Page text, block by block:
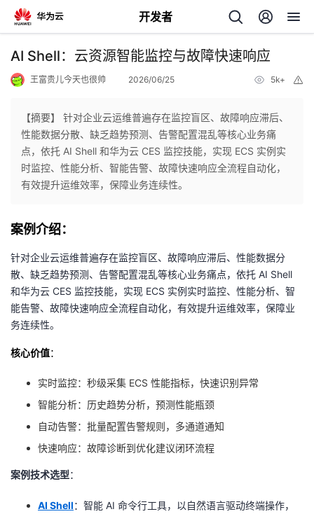
开发者
返
个
主
页
的
开
发
的
客
我
论
坛
的
圈
我
的
我
AI Shell：云资源智能监控与故障快速响应
王富贵儿今天也很帅 2026/06/25 5k+
【摘要】 针对企业云运维普遍存在监控盲区、故障响应滞后、
性能数据分散、缺乏趋势预测、告警配置混乱等核心业务痛
点，依托 AI Shell 和华为云 CES 监控技能，实现 ECS 实例实
时监控、性能分析、智能告警、故障快速响应全流程自动化，
有效提升运维效率，保障业务连续性。
案例介绍：
针对企业云运维普遍存在监控盲区、故障响应滞后、性能数据分
散、缺乏趋势预测、告警配置混乱等核心业务痛点，依托 AI Shell
和华为云 CES 监控技能，实现 ECS 实例实时监控、性能分析、智
能告警、故障快速响应全流程自动化，有效提升运维效率，保障业
务连续性。
核心价值：
实时监控：秒级采集 ECS 性能指标，快速识别异常
智能分析：历史趋势分析，预测性能瓶颈
自动告警：批量配置告警规则，多通道通知
快速响应：故障诊断到优化建议闭环流程
案例技术选型：
AI Shell：智能 AI 命令行工具，以自然语言驱动终端操作，